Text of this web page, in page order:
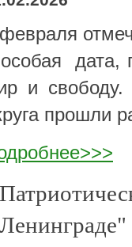
дата,
и свободу.
прошли
Ленинграде"